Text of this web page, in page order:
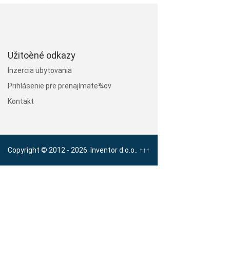
Užitoèné odkazy
Inzercia ubytovania
Prihlásenie pre prenajímate¾ov
Kontakt
Copyright © 2012 - 2026. Inventor d.o.o.. ↑↑↑